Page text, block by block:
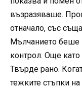
възразяваше.
отначало, със
Мълчанието беше
контрол. Още
Твърде рано.
тежките стъпки